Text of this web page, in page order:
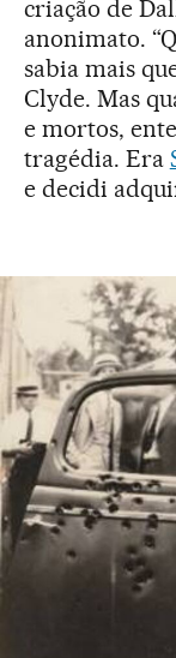
criação de
anonimato.
sabia mais
Clyde. Mas
e mortos,
tragédia. Era
e decidi